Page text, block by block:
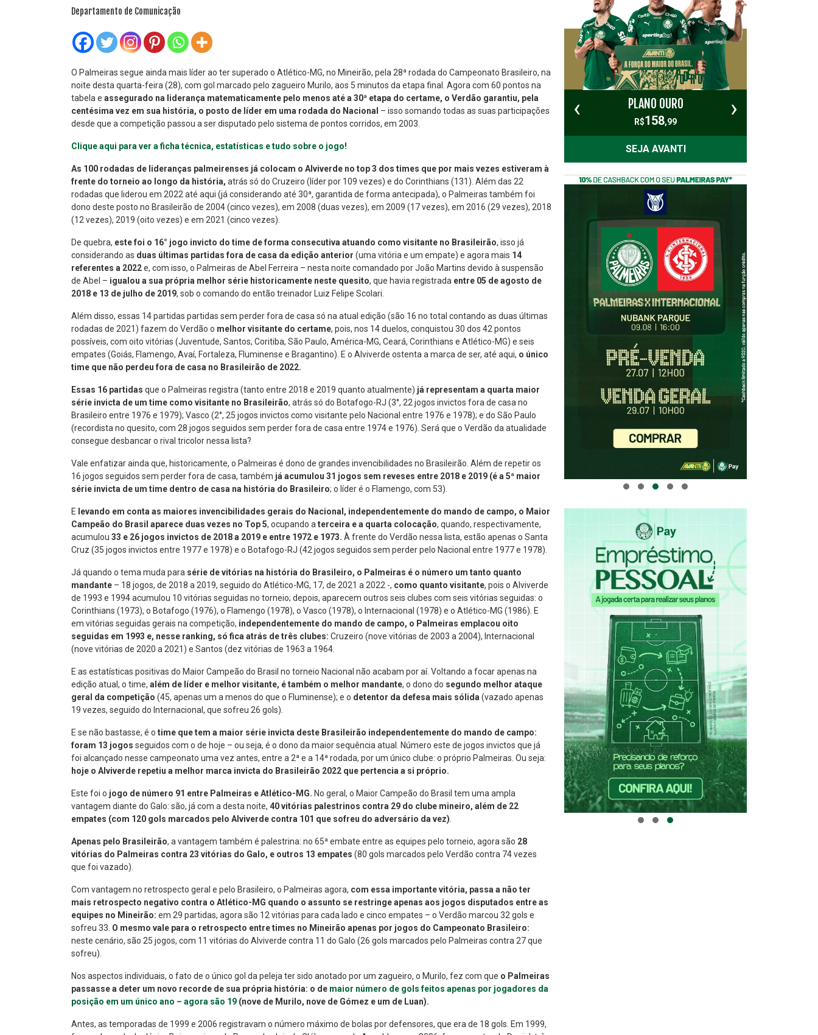
Departamento de Comunicação
O Palmeiras segue ainda mais líder ao ter superado o Atlético-MG, no Mineirão, pela 28ª rodada do Campeonato Brasileiro, na
noite desta quarta-feira (28), com gol marcado pelo zagueiro Murilo, aos 5 minutos da etapa final. Agora com 60 pontos na
tabela e assegurado na liderança matematicamente pelo menos até a 30ª etapa do certame, o Verdão garantiu, pela
centésima vez em sua história, o posto de líder em uma rodada do Nacional – isso somando todas as suas participações
desde que a competição passou a ser disputado pelo sistema de pontos corridos, em 2003.
Clique aqui para ver a ficha técnica, estatísticas e tudo sobre o jogo!
As 100 rodadas de lideranças palmeirenses já colocam o Alviverde no top 3 dos times que por mais vezes estiveram à
frente do torneio ao longo da história, atrás só do Cruzeiro (líder por 109 vezes) e do Corinthians (131). Além das 22
rodadas que liderou em 2022 até aqui (já considerando até 30ª, garantida de forma antecipada), o Palmeiras também foi
dono deste posto no Brasileirão de 2004 (cinco vezes), em 2008 (duas vezes), em 2009 (17 vezes), em 2016 (29 vezes), 2018
(12 vezes), 2019 (oito vezes) e em 2021 (cinco vezes).
De quebra, este foi o 16° jogo invicto do time de forma consecutiva atuando como visitante no Brasileirão, isso já
considerando as duas últimas partidas fora de casa da edição anterior (uma vitória e um empate) e agora mais 14
referentes a 2022e, com isso, o Palmeiras de Abel Ferreira – nesta noite comandado por João Martins devido à suspensão
de Abel – igualou a sua própria melhor série historicamente neste quesito, que havia registrada entre 05 de agosto de
2018 e 13 de julho de 2019, sob o comando do então treinador Luiz Felipe Scolari.
Além disso, essas 14 partidas partidas sem perder fora de casa só na atual edição (são 16 no total contando as duas últimas
rodadas de 2021) fazem do Verdão o melhor visitante do certame, pois, nos 14 duelos, conquistou 30 dos 42 pontos
possíveis, com oito vitórias (Juventude, Santos, Coritiba, São Paulo, América-MG, Ceará, Corinthians e Atlético-MG) e seis
empates (Goiás, Flamengo, Avaí, Fortaleza, Fluminense e Bragantino). E o Alviverde ostenta a marca de ser, até aqui, o único
time que não perdeu fora de casa no Brasileirão de 2022.
Essas 16 partidas que o Palmeiras registra (tanto entre 2018 e 2019 quanto atualmente) já representam a quarta maior
série invicta de um time como visitante no Brasileirão, atrás só do Botafogo-RJ (3°, 22 jogos invictos fora de casa no
Brasileiro entre 1976 e 1979); Vasco (2°, 25 jogos invictos como visitante pelo Nacional entre 1976 e 1978); e do São Paulo
(recordista no quesito, com 28 jogos seguidos sem perder fora de casa entre 1974 e 1976). Será que o Verdão da atualidade
consegue desbancar o rival tricolor nessa lista?
Vale enfatizar ainda que, historicamente, o Palmeiras é dono de grandes invencibilidades no Brasileirão. Além de repetir os
16 jogos seguidos sem perder fora de casa, também já acumulou 31 jogos sem reveses entre 2018 e 2019 (é a 5ª maior
série invicta de um time dentro de casa na história do Brasileiro; o líder é o Flamengo, com 53).
E levando em conta as maiores invencibilidades gerais do Nacional, independentemente do mando de campo, o Maior
Campeão do Brasil aparece duas vezes no Top 5, ocupando aterceira e a quarta colocação, quando, respectivamente,
acumulou 33 e 26 jogos invictos de 2018 a 2019 e entre 1972 e 1973. À frente do Verdão nessa lista, estão apenas o Santa
Cruz (35 jogos invictos entre 1977 e 1978) e o Botafogo-RJ (42 jogos seguidos sem perder pelo Nacional entre 1977 e 1978).
Já quando o tema muda para série de vitórias na história do Brasileiro, o Palmeiras é o número um tanto quanto
mandante – 18 jogos, de 2018 a 2019, seguido do Atlético-MG, 17, de 2021 a 2022 -, como quanto visitante, pois o Alviverde
de 1993 e 1994 acumulou 10 vitórias seguidas no torneio; depois, aparecem outros seis clubes com seis vitórias seguidas: o
Corinthians (1973), o Botafogo (1976), o Flamengo (1978), o Vasco (1978), o Internacional (1978) e o Atlético-MG (1986). E
em vitórias seguidas gerais na competição, independentemente do mando de campo, o Palmeiras emplacou oito
seguidas em 1993 e, nesse ranking, só fica atrás de três clubes: Cruzeiro (nove vitórias de 2003 a 2004), Internacional
(nove vitórias de 2020 a 2021) e Santos (dez vitórias de 1963 a 1964.
E as estatísticas positivas do Maior Campeão do Brasil no torneio Nacional não acabam por aí. Voltando a focar apenas na
edição atual, o time, além de líder e melhor visitante, é também o melhor mandante, o dono do segundo melhor ataque
geral da competição (45, apenas um a menos do que o Fluminense); e o detentor da defesa mais sólida(vazado apenas
19 vezes, seguido do Internacional, que sofreu 26 gols).
E se não bastasse, é o time que tem a maior série invicta deste Brasileirão independentemente do mando de campo:
foram 13 jogos seguidos com o de hoje – ou seja, é o dono da maior sequência atual. Número este de jogos invictos que já
foi alcançado nesse campeonato uma vez antes, entre a 2ª e a 14ª rodada, por um único clube: o próprio Palmeiras. Ou seja:
hoje o Alviverde repetiu a melhor marca invicta do Brasileirão 2022 que pertencia a si próprio.
Este foi o jogo de número 91 entre Palmeiras e Atlético-MG. No geral, o Maior Campeão do Brasil tem uma ampla
vantagem diante do Galo: são, já com a desta noite, 40 vitórias palestrinos contra 29 do clube mineiro, além de 22
empates (com 120 gols marcados pelo Alviverde contra 101 que sofreu do adversário da vez).
Apenas pelo Brasileirão, a vantagem também é palestrina: no 65ª embate entre as equipes pelo torneio, agora são 28
vitórias do Palmeiras contra 23 vitórias do Galo, e outros 13 empates (80 gols marcados pelo Verdão contra 74 vezes
que foi vazado).
Com vantagem no retrospecto geral e pelo Brasileiro, o Palmeiras agora, com essa importante vitória, passa a não ter
mais retrospecto negativo contra o Atlético-MG quando o assunto se restringe apenas aos jogos disputados entre as
equipes no Mineirão: em 29 partidas, agora são 12 vitórias para cada lado e cinco empates – o Verdão marcou 32 gols e
sofreu 33. O mesmo vale para o retrospecto entre times no Mineirão apenas por jogos do Campeonato Brasileiro:
neste cenário, são 25 jogos, com 11 vitórias do Alviverde contra 11 do Galo (26 gols marcados pelo Palmeiras contra 27 que
sofreu).
Nos aspectos individuais, o fato de o único gol da peleja ter sido anotado por um zagueiro, o Murilo, fez com que o Palmeiras
passasse a deter um novo recorde de sua própria história: o de maior número de gols feitos apenas por jogadores da
posição em um único ano – agora são 19 (nove de Murilo, nove de Gómez e um de Luan).
Antes, as temporadas de 1999 e 2006 registravam o número máximo de bolas por defensores, que era de 18 gols. Em 1999,
PLANO PRATA
R$46 ,04
PLANO ESPECIAL
R$23,01
PLANO PRATA SUPERIOR PLANO OURO
R$158,99
‹ ›
SEJA AVANTI